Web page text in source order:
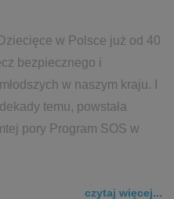
w Polsce już od 40
bezpiecznego i
w naszym kraju. I
temu, powstała
pory Program SOS w
czytaj więcej...